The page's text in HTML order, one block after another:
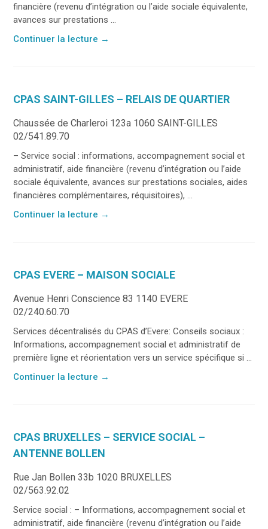
financière (revenu d’intégration ou l’aide sociale équivalente,
avances sur prestations ...
Continuer la lecture →
CPAS SAINT-GILLES – RELAIS DE QUARTIER
Chaussée de Charleroi 123a 1060 SAINT-GILLES
02/541.89.70
– Service social : informations, accompagnement social et
administratif, aide financière (revenu d’intégration ou l’aide
sociale équivalente, avances sur prestations sociales, aides
financières complémentaires, réquisitoires), ...
Continuer la lecture →
CPAS EVERE – MAISON SOCIALE
Avenue Henri Conscience 83 1140 EVERE
02/240.60.70
Services décentralisés du CPAS d’Evere: Conseils sociaux :
Informations, accompagnement social et administratif de
première ligne et réorientation vers un service spécifique si ...
Continuer la lecture →
CPAS BRUXELLES – SERVICE SOCIAL –
ANTENNE BOLLEN
Rue Jan Bollen 33b 1020 BRUXELLES
02/563.92.02
Service social : – Informations, accompagnement social et
administratif, aide financière (revenu d’intégration ou l’aide